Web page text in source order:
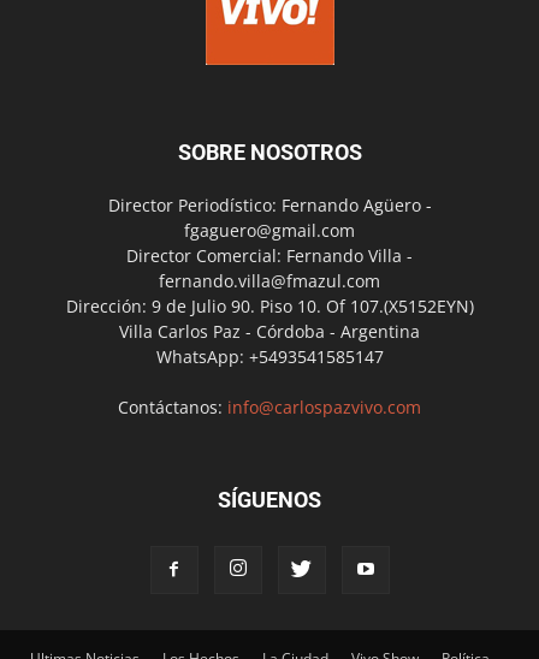
SOBRE NOSOTROS
Director Periodístico: Fernando Agüero -
fgaguero@gmail.com
Director Comercial: Fernando Villa -
fernando.villa@fmazul.com
Dirección: 9 de Julio 90. Piso 10. Of 107.(X5152EYN)
Villa Carlos Paz - Córdoba - Argentina
WhatsApp: +5493541585147
Contáctanos: info@carlospazvivo.com
SÍGUENOS